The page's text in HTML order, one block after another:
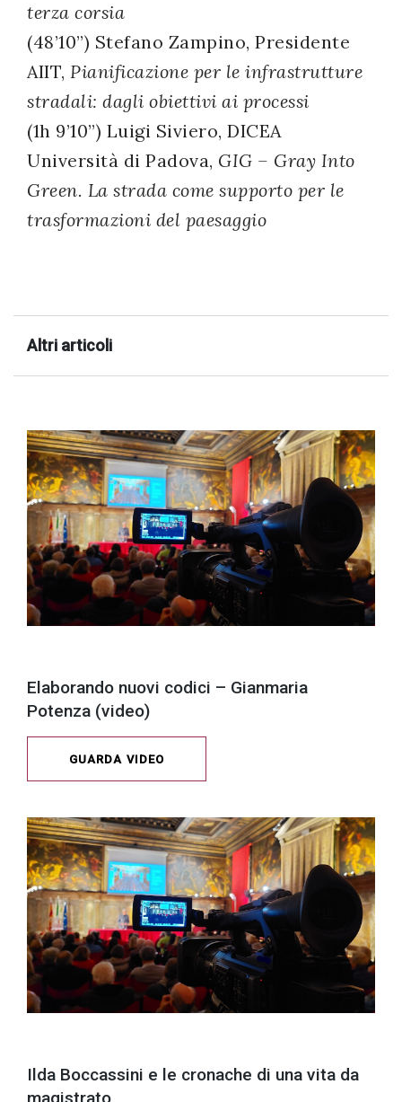
terza corsia
(48’10”) Stefano Zampino, Presidente
AIIT, Pianificazione per le infrastrutture
stradali: dagli obiettivi ai processi
(1h 9’10”) Luigi Siviero, DICEA
Università di Padova, GIG – Gray Into
Green. La strada come supporto per le
trasformazioni del paesaggio
Altri articoli
Elaborando nuovi codici – Gianmaria
Potenza (video)
GUARDA VIDEO
Ilda Boccassini e le cronache di una vita da
magistrato